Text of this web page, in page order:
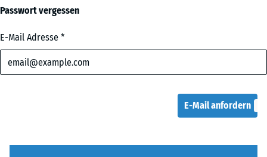
Passwort vergessen
E-Mail Adresse
E-Mail anfordern